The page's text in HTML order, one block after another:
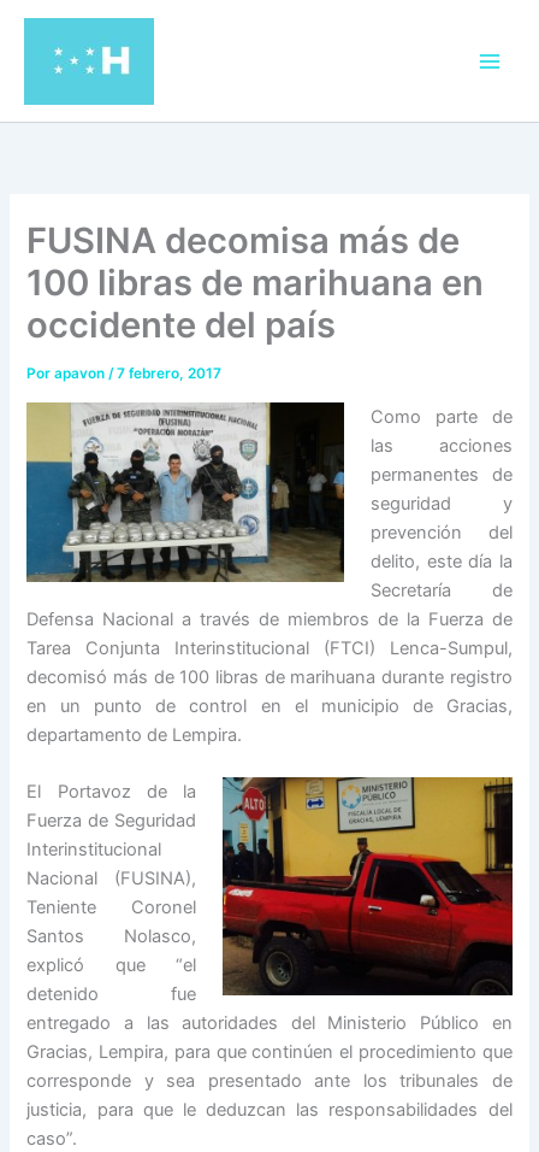
contenido
FUSINA decomisa más de
100 libras de marihuana en
occidente del país
Porapavon/7 febrero, 2017
Como parte de
las acciones
permanentes de
seguridad y
prevención del
delito, este día la
Secretaría de
Defensa Nacional a través de miembros de la Fuerza de
Tarea Conjunta Interinstitucional (FTCI) Lenca-Sumpul,
decomisó más de 100 libras de marihuana durante registro
en un punto de control en el municipio de Gracias,
departamento de Lempira.
El Portavoz de la
Fuerza de Seguridad
Interinstitucional
Nacional (FUSINA),
Teniente Coronel
Santos Nolasco,
explicó que “el
detenido fue
entregado a las autoridades del Ministerio Público en
Gracias, Lempira, para que continúen el procedimiento que
corresponde y sea presentado ante los tribunales de
justicia, para que le deduzcan las responsabilidades del
caso”.